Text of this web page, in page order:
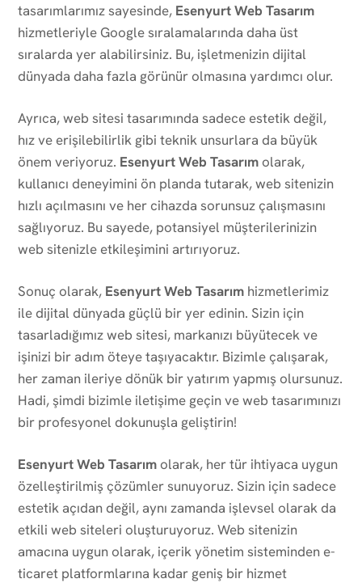
tasarımlarımız sayesinde, Esenyurt Web Tasarım
hizmetleriyle Google sıralamalarında daha üst
sıralarda yer alabilirsiniz. Bu, işletmenizin dijital
dünyada daha fazla görünür olmasına yardımcı olur.
Ayrıca, web sitesi tasarımında sadece estetik değil,
hız ve erişilebilirlik gibi teknik unsurlara da büyük
önem veriyoruz. Esenyurt Web Tasarım olarak,
kullanıcı deneyimini ön planda tutarak, web sitenizin
hızlı açılmasını ve her cihazda sorunsuz çalışmasını
sağlıyoruz. Bu sayede, potansiyel müşterilerinizin
web sitenizle etkileşimini artırıyoruz.
Sonuç olarak, Esenyurt Web Tasarım hizmetlerimiz
ile dijital dünyada güçlü bir yer edinin. Sizin için
tasarladığımız web sitesi, markanızı büyütecek ve
işinizi bir adım öteye taşıyacaktır. Bizimle çalışarak,
her zaman ileriye dönük bir yatırım yapmış olursunuz.
Hadi, şimdi bizimle iletişime geçin ve web tasarımınızı
bir profesyonel dokunuşla geliştirin!
Esenyurt Web Tasarım olarak, her tür ihtiyaca uygun
özelleştirilmiş çözümler sunuyoruz. Sizin için sadece
estetik açıdan değil, aynı zamanda işlevsel olarak da
etkili web siteleri oluşturuyoruz. Web sitenizin
amacına uygun olarak, içerik yönetim sisteminden e-
ticaret platformlarına kadar geniş bir hizmet